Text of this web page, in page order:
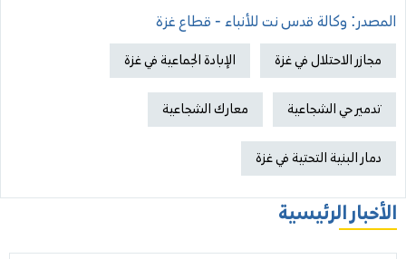
المصدر: وكالة قدس نت للأنباء - قطاع غزة
مجازر الاحتلال في غزة الإبادة الجماعية في غزة
تدمير حي الشجاعية معارك الشجاعية
دمار البنية التحتية في غزة
الأخبار الرئيسية